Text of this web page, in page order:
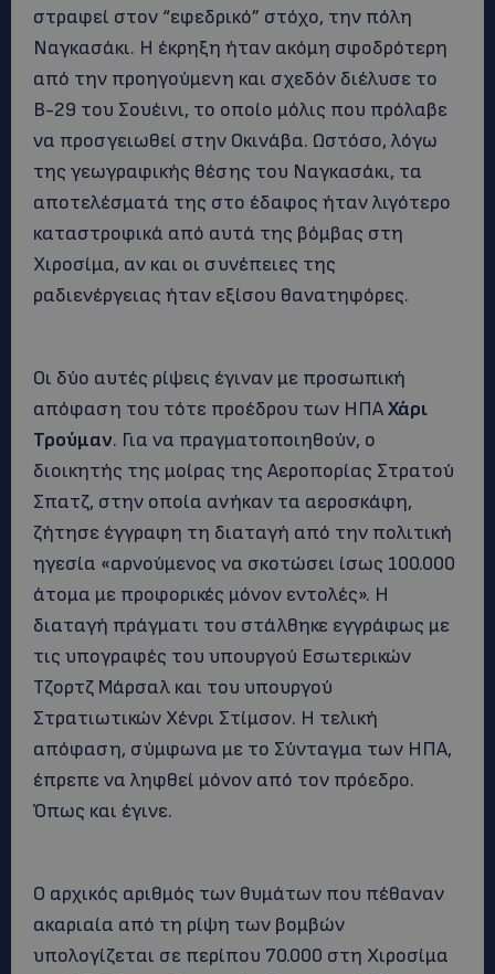
στραφεί στον “εφεδρικό” στόχο, την πόλη
Ναγκασάκι. Η έκρηξη ήταν ακόμη σφοδρότερη
από την προηγούμενη και σχεδόν διέλυσε το
Β-29 του Σουέινι, το οποίο μόλις που πρόλαβε
να προσγειωθεί στην Οκινάβα. Ωστόσο, λόγω
της γεωγραφικής θέσης του Ναγκασάκι, τα
αποτελέσματά της στο έδαφος ήταν λιγότερο
καταστροφικά από αυτά της βόμβας στη
Χιροσίμα, αν και οι συνέπειες της
ραδιενέργειας ήταν εξίσου θανατηφόρες.
Οι δύο αυτές ρίψεις έγιναν με προσωπική
απόφαση του τότε προέδρου των ΗΠΑΧάρι
Τρούμαν. Για να πραγματοποιηθούν, ο
διοικητής της μοίρας της Αεροπορίας Στρατού
Σπατζ, στην οποία ανήκαν τα αεροσκάφη,
ζήτησε έγγραφη τη διαταγή από την πολιτική
ηγεσία «αρνούμενος να σκοτώσει ίσως 100.000
άτομα με προφορικές μόνον εντολές». Η
διαταγή πράγματι του στάλθηκε εγγράφως με
τις υπογραφές του υπουργού Εσωτερικών
Τζορτζ Μάρσαλ και του υπουργού
Στρατιωτικών Χένρι Στίμσον. Η τελική
απόφαση, σύμφωνα με το Σύνταγμα των ΗΠΑ,
έπρεπε να ληφθεί μόνον από τον πρόεδρο.
Όπως και έγινε.
Ο αρχικός αριθμός των θυμάτων που πέθαναν
ακαριαία από τη ρίψη των βομβών
υπολογίζεται σε περίπου 70.000 στη Χιροσίμα